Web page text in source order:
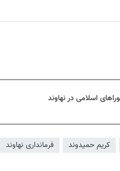
کریم حمیدوند فرمانداری نهاوند